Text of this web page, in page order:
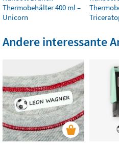
Thermobehälter 400 ml –
Unicorn
Andere interessante